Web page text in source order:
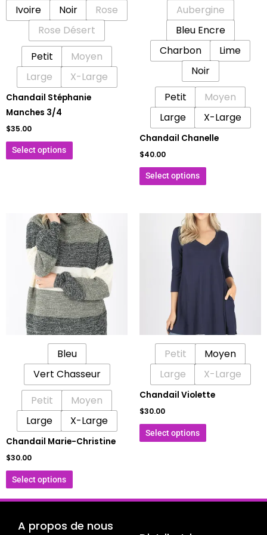
Ivoire Noir
Rose
Rose Désert
Petit
Moyen
Large
X-Large
Chandail Stéphanie
Manches 3/4
$35.00
Select options
choisies
sur
la
page
du
produit
Aubergine
Bleu Encre
Charbon
Lime
Noir
Petit
Moyen
Large
X-Large
Chandail Chanelle
$40.00
Select options
choisies
la
page
du
produit
Bleu
Vert Chasseur
Petit
Moyen
Large
X-Large
Chandail Marie-Christine
$30.00
Select options
Ce
produit
a
plusieurs
variations.
Les
options
peuvent
choisies
sur
la
page
du
produit
Petit
Moyen
Large
X-Large
Chandail Violette
$30.00
Select options
Ce
produit
a
plusieurs
variations.
options
peuvent
choisies
sur
la
page
produit
A propos de nous